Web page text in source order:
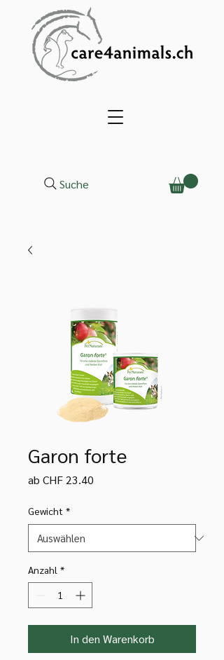
Suche
Garon forte
ab CHF 23.40
Gewicht *
Anzahl *
In den Warenkorb